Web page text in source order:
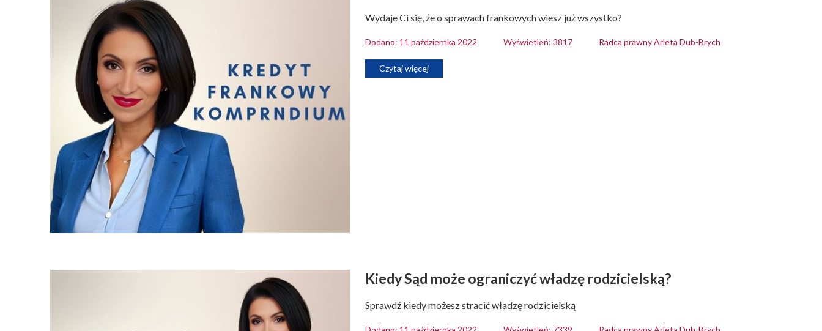
Wydaje Ci się, że o sprawach frankowych wiesz już wszystko?
Dodano: 11 październka 2022 Wyświetleń: 3817 Radca prawny Arleta Dub-Brych
Czytaj więcej
Kiedy Sąd może ograniczyć władzę rodzicielską?
Sprawdź kiedy możesz stracić władzę rodzicielską